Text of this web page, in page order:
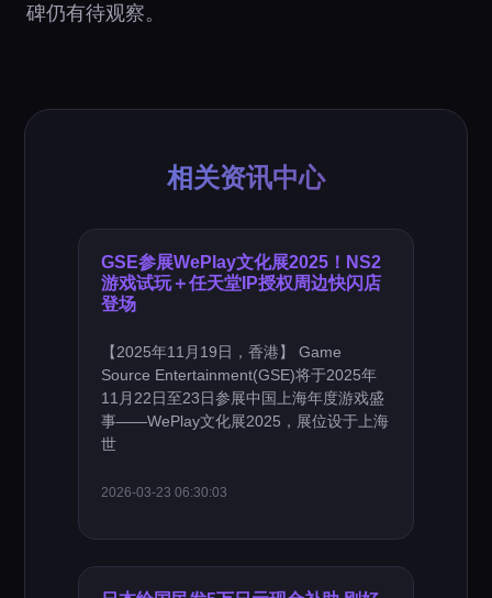
碑仍有待观察。
相关资讯中心
GSE参展WePlay文化展2025！NS2
游戏试玩＋任天堂IP授权周边快闪店
登场
【2025年11月19日，香港】 Game
Source Entertainment(GSE)将于2025年
11月22日至23日参展中国上海年度游戏盛
事——WePlay文化展2025，展位设于上海
世
2026-03-23 06:30:03